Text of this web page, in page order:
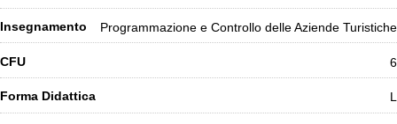
Programmazione e Controllo delle Aziende Turistiche
6
L